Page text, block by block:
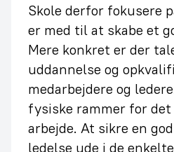
Skole derfor fokusere
er med til at skabe et
Mere konkret er der
uddannelse og
medarbejdere og
fysiske rammer for
arbejde. At sikre en
ledelse ude i de